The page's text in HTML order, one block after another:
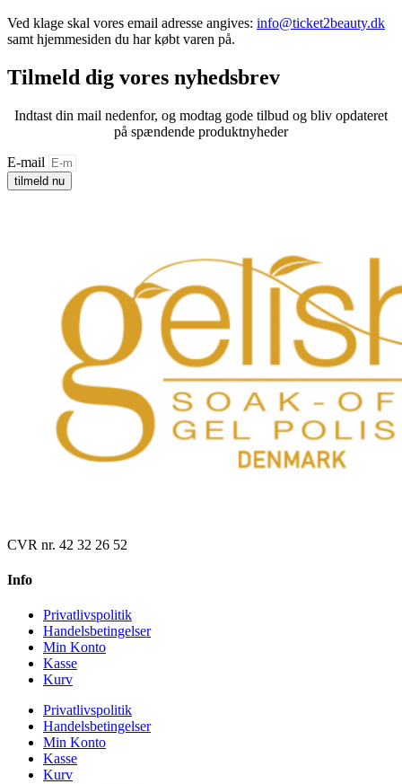
Ved klage skal vores email adresse angives: info@ticket2beauty.dk
samt hjemmesiden du har købt varen på.
Tilmeld dig vores nyhedsbrev
Indtast din mail nedenfor, og modtag gode tilbud og bliv opdateret
på spændende produktnyheder
E-mail
tilmeld nu
CVR nr. 42 32 26 52
Info
Privatlivspolitik
Handelsbetingelser
Min Konto
Kasse
Kurv
Privatlivspolitik
Handelsbetingelser
Min Konto
Kasse
Kurv